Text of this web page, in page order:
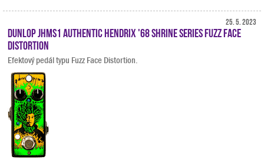
25. 5. 2023
Dunlop JHMS1 Authentic Hendrix '68 Shrine Series Fuzz Face
Distortion
Efektový pedál typu Fuzz Face Distortion.